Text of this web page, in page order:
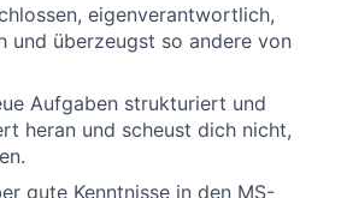
eigenverantwortlich,
und überzeugst so andere von
Aufgaben strukturiert und
heran und scheust dich nicht,
gute Kenntnisse in den MS-